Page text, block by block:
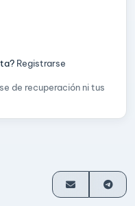
Registrarse
de recuperación ni tus